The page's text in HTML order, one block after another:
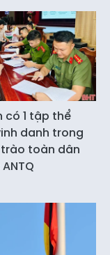
có 1 tập thể
danh trong
toàn dân